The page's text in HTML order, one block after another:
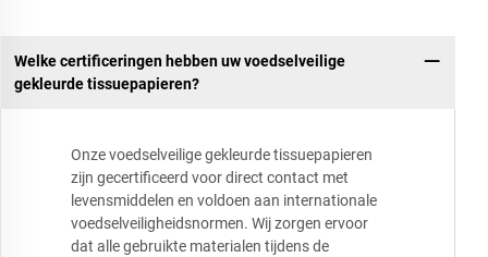
Welke certificeringen hebben uw voedselveilige
gekleurde tissuepapieren?
Onze voedselveilige gekleurde tissuepapieren
zijn gecertificeerd voor direct contact met
levensmiddelen en voldoen aan internationale
voedselveiligheidsnormen. Wij zorgen ervoor
dat alle gebruikte materialen tijdens de